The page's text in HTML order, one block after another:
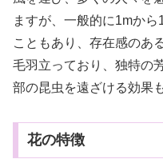
ますが、一般的に1mか
こともあり、存在感のあ
毛羽立っており、独特の
部の昆虫を遠ざける効果
花の特徴